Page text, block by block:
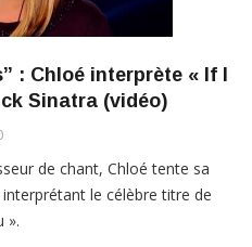
: Chloé interprète « If I
Sinatra (vidéo)
de chant, Chloé tente sa
le célèbre titre de
».